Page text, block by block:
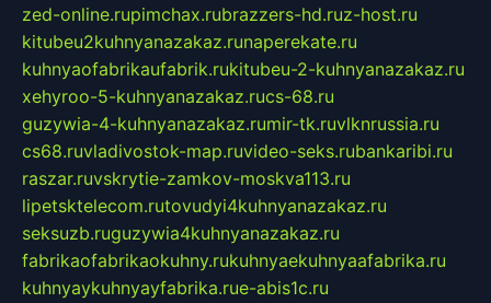
zed-online.rupimchax.rubrazzers-hd.ruz-host.ru
kitubeu2kuhnyanazakaz.runaperekate.ru
kuhnyaofabrikaufabrik.rukitubeu-2-kuhnyanazakaz.ru
xehyroo-5-kuhnyanazakaz.rucs-68.ru
guzywia-4-kuhnyanazakaz.rumir-tk.ruvlknrussia.ru
cs68.ruvladivostok-map.ruvideo-seks.rubankaribi.ru
raszar.ruvskrytie-zamkov-moskva113.ru
lipetsktelecom.rutovudyi4kuhnyanazakaz.ru
seksuzb.ruguzywia4kuhnyanazakaz.ru
fabrikaofabrikaokuhny.rukuhnyaekuhnyaafabrika.ru
kuhnyaykuhnyayfabrika.rue-abis1c.ru